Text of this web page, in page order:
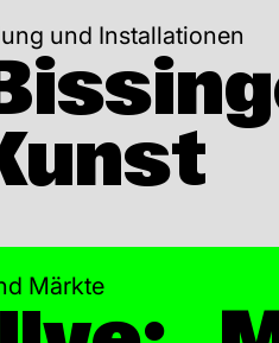
und Installationen
Märkte